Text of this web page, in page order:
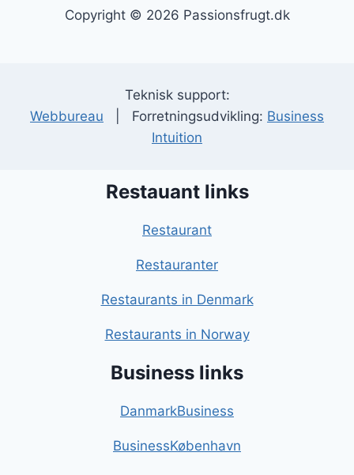
Copyright © 2026 Passionsfrugt.dk
Teknisk support:
Webbureau | Forretningsudvikling: Business
Intuition
Restauant links
Restaurant
Restauranter
Restaurants in Denmark
Restaurants in Norway
Business links
DanmarkBusiness
BusinessKøbenhavn